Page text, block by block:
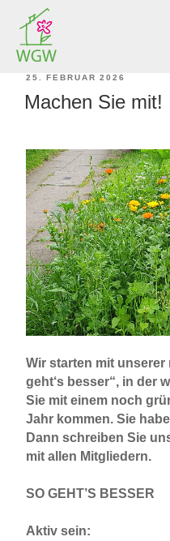
SCHLAGWORT:
VERÖFFENTLICHT
AM
25. FEBRUAR 2026
Machen Sie mit!
Wir starten mit unserer
geht‘s besser“, in der
Sie mit einem noch
Jahr kommen. Sie
Dann schreiben Sie
mit allen Mitgliedern.
SO GEHT’S BESSER
Aktiv sein: